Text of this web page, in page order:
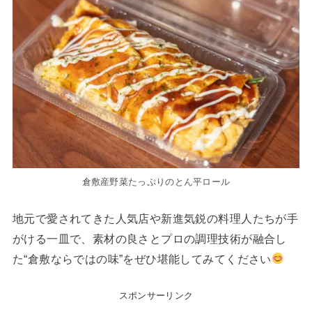
倉敷産野菜たっぷりのとん平ロール
地元で愛されてきた人気店や新進気鋭の料理人たちが手
がける一皿で、素材の良さとプロの調理技術が融合し
た“倉敷ならではの味”をぜひ堪能してみてください
スポンサーリンク